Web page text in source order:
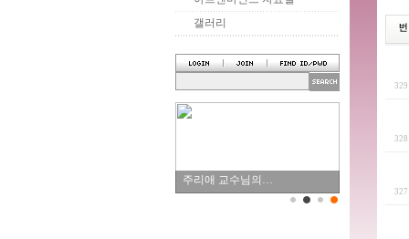
갤러리
주리애 교수님의…